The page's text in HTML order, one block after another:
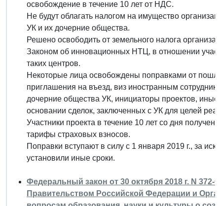
освобождение в течение 10 лет от НДС.
Не будут облагать налогом на имущество
УК и их дочерние общества.
Решено освободить от земельного налога
Законом об инновационных НТЦ, в отношении
таких центров.
Некоторые лица освобождены поправками от
приглашения на въезд, виз иностранным
дочерние общества УК, инициаторы проектов,
основании сделок, заключенных с УК для целей
Участники проекта в течение 10 лет со дня
тарифы страховых взносов.
Поправки вступают в силу с 1 января 2019 г., за
установили иные сроки.
Федеральный закон от 30 октября 2018 г. N
Правительством Российской Федерации и